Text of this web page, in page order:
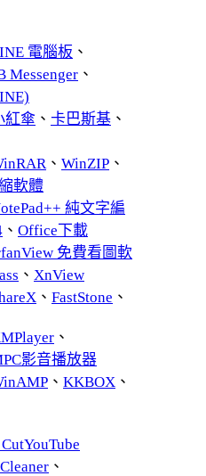
電腦板 、
Messenger 、
紅傘 、 卡巴斯基 、
、 WinZIP 、
軟體
純文字編
、 Office下載
免費看圖軟
、 XnView
、 FastStone 、
、
影音播放器
、 KKBOX 、
CutYouTube
、